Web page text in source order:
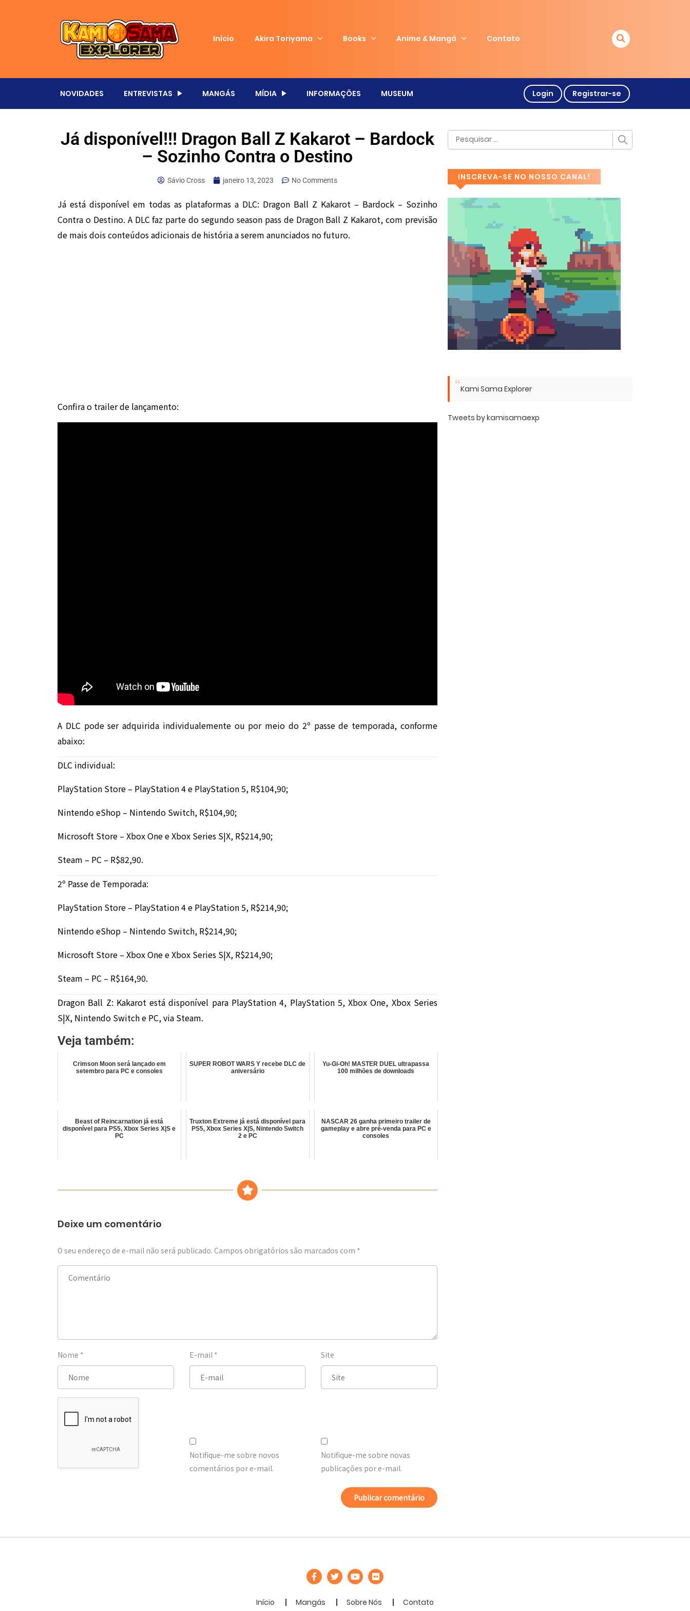
Início Akira Toriyama Books Anime & Mangá Contato
NOVIDADES ENTREVISTAS MANGÁS MÍDIA INFORMAÇÕES MUSEUM Login Registrar-se
Já disponível!!! Dragon Ball Z Kakarot – Bardock
– Sozinho Contra o Destino
Sávio Cross janeiro 13, 2023 No Comments
Já está disponível em todas as plataformas a DLC: Dragon Ball Z Kakarot – Bardock – Sozinho
Contra o Destino. A DLC faz parte do segundo season pass de Dragon Ball Z Kakarot, com previsão
de mais dois conteúdos adicionais de história a serem anunciados no futuro.
Confira o trailer de lançamento:
A DLC pode ser adquirida individualemente ou por meio do 2º passe de temporada, conforme
abaixo:
DLC individual:
PlayStation Store – PlayStation 4 e PlayStation 5, R$104,90;
Nintendo eShop – Nintendo Switch, R$104,90;
Microsoft Store – Xbox One e Xbox Series S|X, R$214,90;
Steam – PC – R$82,90.
2º Passe de Temporada:
PlayStation Store – PlayStation 4 e PlayStation 5, R$214,90;
Nintendo eShop – Nintendo Switch, R$214,90;
Microsoft Store – Xbox One e Xbox Series S|X, R$214,90;
Steam – PC – R$164,90.
Dragon Ball Z: Kakarot está disponível para PlayStation 4, PlayStation 5, Xbox One, Xbox Series
S|X, Nintendo Switch e PC, via Steam.
Veja também:
Crimson Moon será lançado em
setembro para PC e consoles
SUPER ROBOT WARS Y recebe DLC de
aniversário
Yu-Gi-Oh! MASTER DUEL ultrapassa
100 milhões de downloads
Beast of Reincarnation já está
disponível para PS5, Xbox Series X|S e
PC
Truxton Extreme já está disponível para
PS5, Xbox Series X|S, Nintendo Switch
2 e PC
NASCAR 26 ganha primeiro trailer de
gameplay e abre pré-venda para PC e
consoles
Deixe um comentário
O seu endereço de e-mail não será publicado. Campos obrigatórios são marcados com *
Nome * E-mail * Site
Notifique-me sobre novos
comentários por e-mail.
Notifique-me sobre novas
publicações por e-mail.
INSCREVA-SE NO NOSSO CANAL!
Kami Sama Explorer
Tweets by kamisamaexp
Início Mangás Sobre Nós Contato